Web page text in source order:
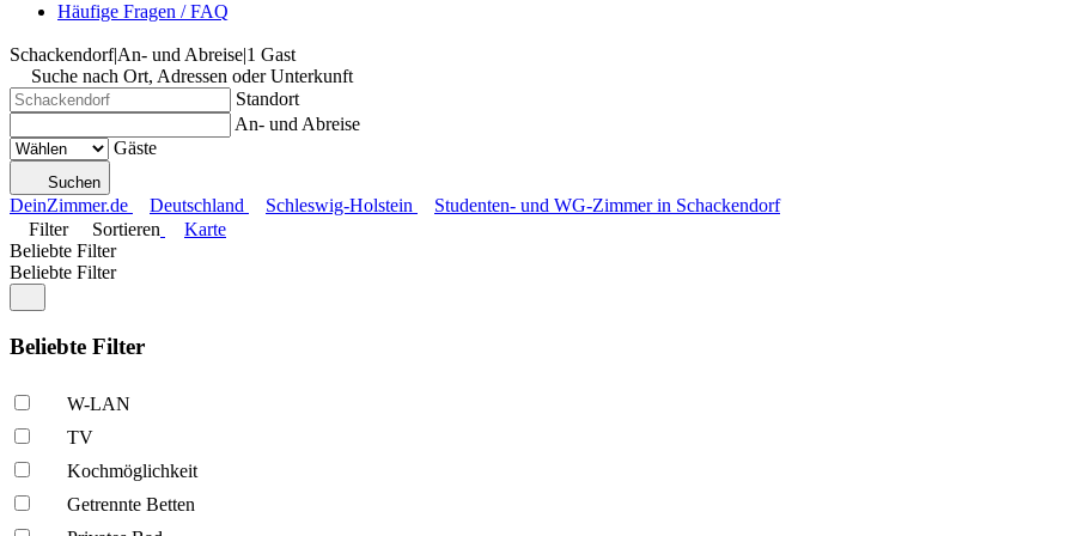
Häufige Fragen / FAQ
Schackendorf|An- und Abreise|1 Gast
Suche nach Ort, Adressen oder Unterkunft
Standort
An- und Abreise
Gäste
Suchen
DeinZimmer.de Deutschland Schleswig-Holstein
Studenten- und WG-Zimmer in Schackendorf
Filter
Sortieren
Karte
Beliebte Filter
Beliebte Filter
Beliebte Filter
W-LAN
TV
Kochmöglich­keit
Getrennte Betten